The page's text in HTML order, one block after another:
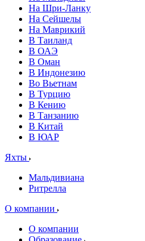
На Шри-Ланку
На Сейшелы
На Маврикий
В Таиланд
В ОАЭ
В Оман
В Индонезию
Во Вьетнам
В Турцию
В Кению
В Танзанию
В Китай
В ЮАР
Яхты
Мальдивиана
Ритрелла
О компании
О компании